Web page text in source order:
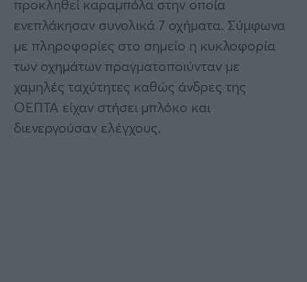
προκληθεί καραμπόλα στην οποία
ενεπλάκησαν συνολικά 7 οχήματα. Σύμφωνα
με πληροφορίες στο σημείο η κυκλοφορία
των οχημάτων πραγματοποιύνταν με
χαμηλές ταχύτητες καθώς άνδρες της
ΟΕΠΤΑ είχαν στήσει μπλόκο και
διενεργούσαν ελέγχους.